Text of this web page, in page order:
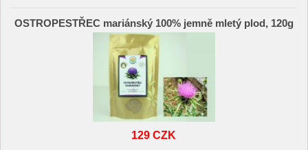
OSTROPESTŘEC mariánský 100% jemně mletý plod, 120g
129 CZK